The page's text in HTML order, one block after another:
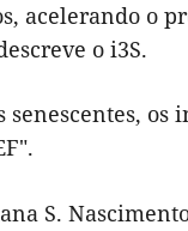
acelerando o
o i3S.
os
S.